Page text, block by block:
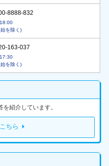
8888-832
を除く)
163-037
を除く)
紹介しています。
ちら